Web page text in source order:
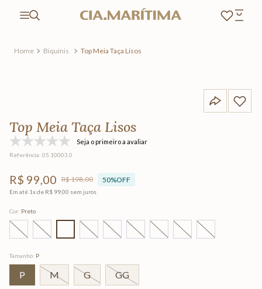
Biquínis Top Meia Taça Lisos
Top Meia Taça Lisos
Seja o primeiro a avaliar
Referência: 05.10003.0
R$ 99,00 R$198,00 50%OFF
Em até 1x de R$ 9900 sem juros
Cor: Preto
Tamanho: P
P M G GG